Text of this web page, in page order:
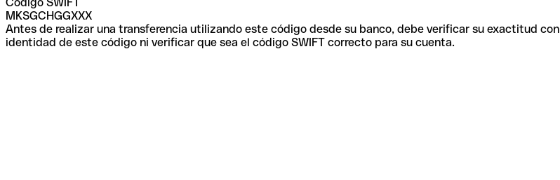
MKSGCHGGXXX
Antes de realizar una transferencia utilizando este código desde su banco, debe verificar su exactitud
identidad de este código ni verificar que sea el código SWIFT correcto para su cuenta.